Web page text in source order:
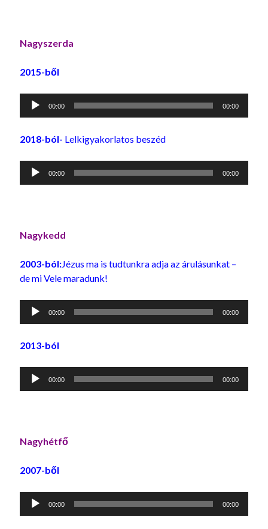
Nagyszerda
2015-ből
Audió
00:00 00:00
2018-ból- Lelkigyakorlatos beszéd
Audió
00:00 00:00
Nagykedd
2003-ból:Jézus ma is tudtunkra adja az árulásunkat –
de mi Vele maradunk!
Audió
00:00 00:00
2013-ból
Audió
00:00 00:00
Nagyhétfő
2007-ből
Audió
00:00 00:00